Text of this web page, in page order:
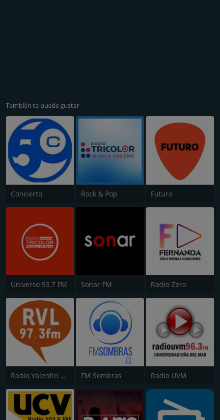
También te puede gustar
Concierto Rock & Pop Futuro
Universo 93.7 FM Sonar FM Radio Zero
Radio Valentin Letelier (RVL) FM Sombras Radio UVM